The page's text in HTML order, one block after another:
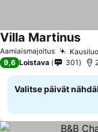
Aamiaismajoitus
Villa Martinus
9,6 Loistava 301
Valitse päivät